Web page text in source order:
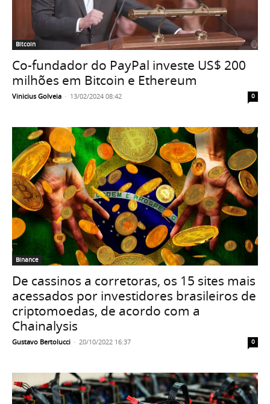
Bitcoin
Co-fundador do PayPal investe US$ 200
milhões em Bitcoin e Ethereum
Vinicius Golveia - 13/02/2024 08:42 0
Binance
De cassinos a corretoras, os 15 sites mais
acessados por investidores brasileiros de
criptomoedas, de acordo com a
Chainalysis
Gustavo Bertolucci - 20/10/2022 16:37 0